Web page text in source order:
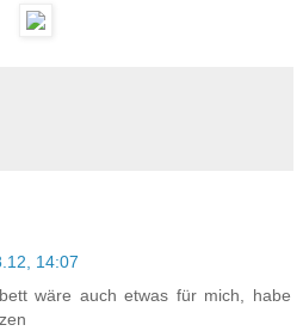
14:07
wäre auch etwas für mich, habe